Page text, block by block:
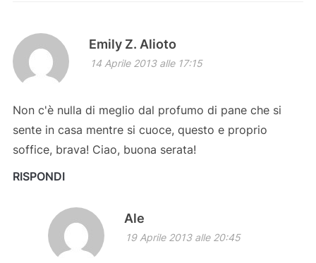
Emily Z. Alioto
14 Aprile 2013 alle 17:15
Non c'è nulla di meglio dal profumo di pane che si
sente in casa mentre si cuoce, questo e proprio
soffice, brava! Ciao, buona serata!
RISPONDI
Ale
19 Aprile 2013 alle 20:45